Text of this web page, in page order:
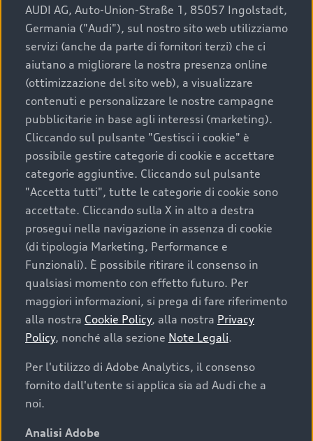
La qualità di acquistare
un’auto usata Audi
Scegliere un’auto usata è una decisione che coniuga
convenienza, affidabilità e sostenibilità. Per fare un
acquisto sicuro, è essenziale considerare aspetti
determinanti come la garanzia inclusa e l’affidabilità del
marchio. Audi offre l’auto usata perfetta tramite Audi
Prima Scelta :plus
Cosa sapere prima di
acquistare la tua prossima
auto
I requisiti fondamentali da considerare prima di
acquistare un’auto usata, oltre al prezzo e all'aspetto,
AUDI AG, Auto-Union-Straße 1, 85057 Ingolstadt,
Germania ("Audi"), sul nostro sito web utilizziamo
servizi (anche da parte di fornitori terzi) che ci
aiutano a migliorare la nostra presenza online
(ottimizzazione del sito web), a visualizzare
contenuti e personalizzare le nostre campagne
pubblicitarie in base agli interessi (marketing).
Cliccando sul pulsante "Gestisci i cookie" è
possibile gestire categorie di cookie e accettare
categorie aggiuntive. Cliccando sul pulsante
"Accetta tutti", tutte le categorie di cookie sono
accettate. Cliccando sulla X in alto a destra
prosegui nella navigazione in assenza di cookie
(di tipologia Marketing, Performance e
Funzionali). È possibile ritirare il consenso in
qualsiasi momento con effetto futuro. Per
maggiori informazioni, si prega di fare riferimento
alla nostra Cookie Policy, alla nostra Privacy
Policy, nonché alla sezione Note Legali.
Per l'utilizzo di Adobe Analytics, il consenso
fornito dall'utente si applica sia ad Audi che a
noi.
Analisi Adobe